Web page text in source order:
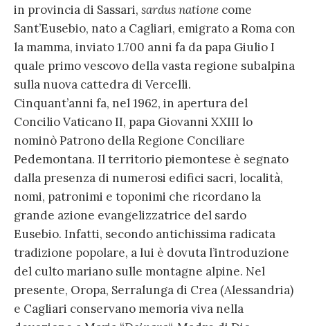
in provincia di Sassari, sardus natione come
Sant’Eusebio, nato a Cagliari, emigrato a Roma con
la mamma, inviato 1.700 anni fa da papa Giulio I
quale primo vescovo della vasta regione subalpina
sulla nuova cattedra di Vercelli.
Cinquant’anni fa, nel 1962, in apertura del
Concilio Vaticano II, papa Giovanni XXIII lo
nominò Patrono della Regione Conciliare
Pedemontana. Il territorio piemontese è segnato
dalla presenza di numerosi edifici sacri, località,
nomi, patronimi e toponimi che ricordano la
grande azione evangelizzatrice del sardo
Eusebio. Infatti, secondo antichissima radicata
tradizione popolare, a lui è dovuta l’introduzione
del culto mariano sulle montagne alpine. Nel
presente, Oropa, Serralunga di Crea (Alessandria)
e Cagliari conservano memoria viva nella